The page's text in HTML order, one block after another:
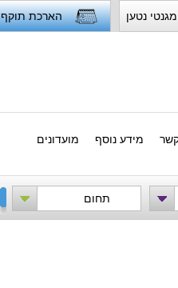
נטען הארכת תוקף
מידע נוסף מועדונים
תחום